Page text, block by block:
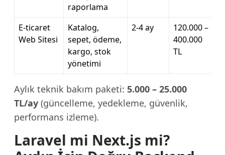
raporlama
E-ticaret
Web Sitesi
Katalog,
sepet, ödeme,
kargo, stok
yönetimi
2-4 ay
120.000 –
400.000
TL
Aylık teknik bakım paketi: 5.000 – 25.000
TL/ay (güncelleme, yedekleme, güvenlik,
performans izleme).
Laravel mi Next.js mi?